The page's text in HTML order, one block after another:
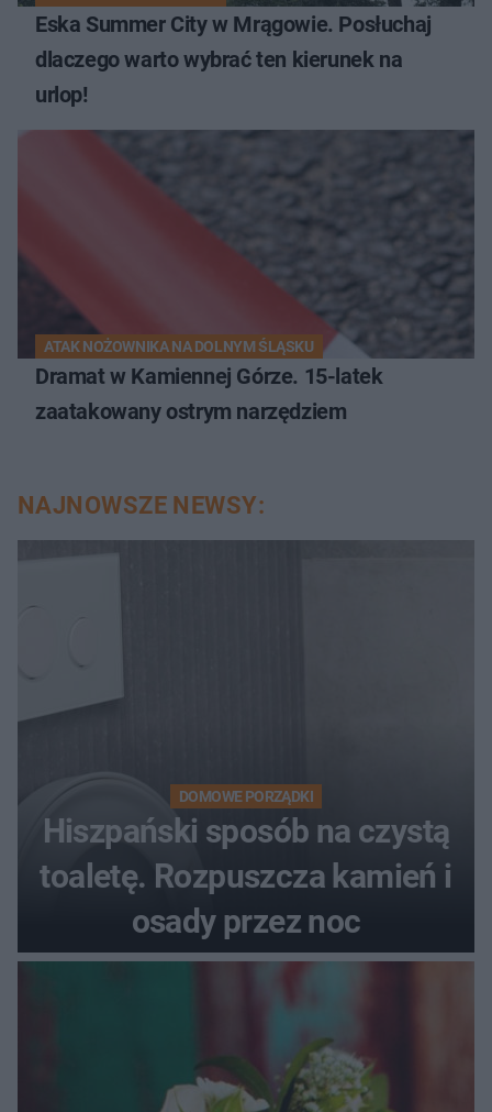
Eska Summer City w Mrągowie. Posłuchaj
dlaczego warto wybrać ten kierunek na
urlop!
ATAK NOŻOWNIKA NA DOLNYM ŚLĄSKU
Dramat w Kamiennej Górze. 15-latek
zaatakowany ostrym narzędziem
NAJNOWSZE NEWSY:
DOMOWE PORZĄDKI
Hiszpański sposób na czystą
toaletę. Rozpuszcza kamień i
osady przez noc